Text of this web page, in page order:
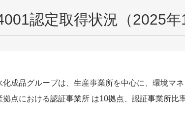
認定取得状況 （2025
化成品グループは、生産事業所を中心に、環境マ
拠点における認証事業所 は10拠点、認証事業所比